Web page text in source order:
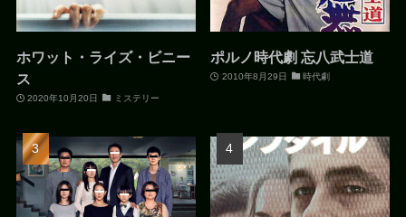
ホワット・ライズ・ビニー
ス
2020年10月20日 ミステリー
ポルノ時代劇 忘八武士道
2010年8月29日 時代劇